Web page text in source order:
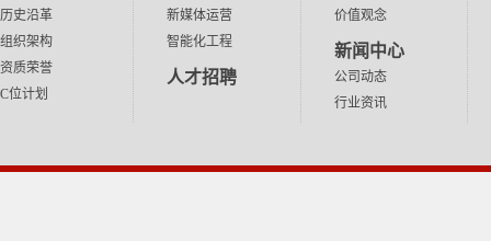
金华市经信局网站
金华市科技局网站
永康市人民政府网站
小米
网易
新浪
历史沿革
组织架构
资质荣誉
C位计划
新媒体运营
智能化工程
人才招聘
价值观念
新闻中心
公司动态
行业资讯